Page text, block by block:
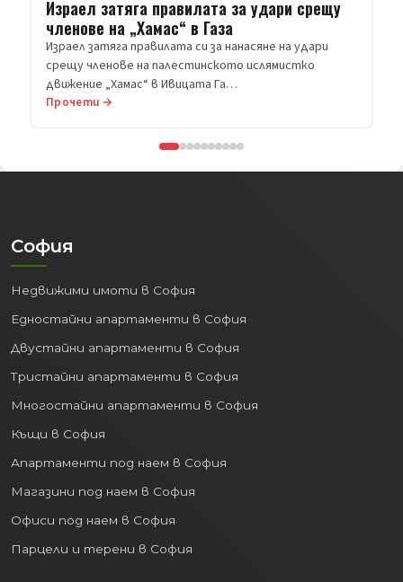
Прочети →
София
Недвижими имоти в София
Едностайни апартаменти в София
Двустайни апартаменти в София
Тристайни апартаменти в София
Многостайни апартаменти в София
Къщи в София
Апартаменти под наем в София
Магазини под наем в София
Офиси под наем в София
Парцели и терени в София